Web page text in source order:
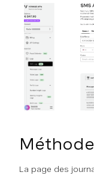
La page des